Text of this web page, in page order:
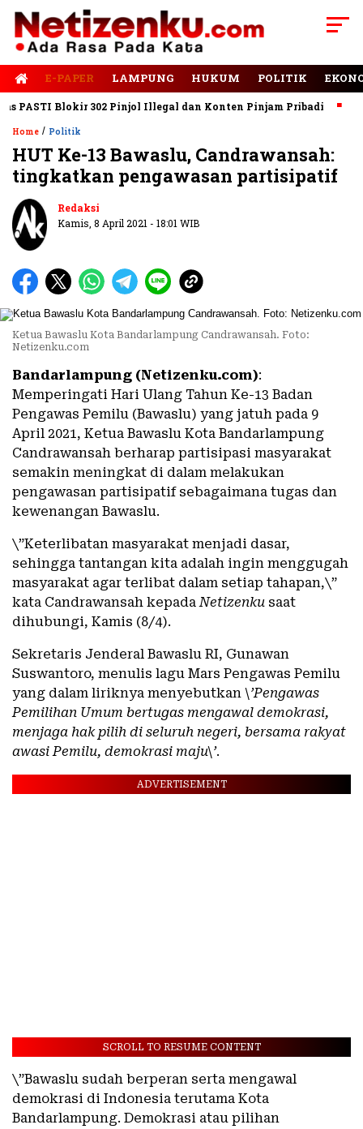
E-PAPER LAMPUNG HUKUM POLITIK
Blokir 302 Pinjol Illegal dan Konten Pinjam Pribadi
Home / Politik
HUT Ke-13 Bawaslu, Candrawansah:
tingkatkan pengawasan partisipatif
Redaksi
Kamis, 8 April 2021 - 18:01 WIB
Ketua Bawaslu Kota Bandarlampung Candrawansah. Foto:
Netizenku.com
Bandarlampung (Netizenku.com):
Memperingati Hari Ulang Tahun Ke-13 Badan
Pengawas Pemilu (Bawaslu) yang jatuh pada 9
April 2021, Ketua Bawaslu Kota Bandarlampung
Candrawansah berharap partisipasi masyarakat
semakin meningkat di dalam melakukan
pengawasan partisipatif sebagaimana tugas dan
kewenangan Bawaslu.
\”Keterlibatan masyarakat menjadi dasar,
sehingga tantangan kita adalah ingin menggugah
masyarakat agar terlibat dalam setiap tahapan,\”
kata Candrawansah kepadaNetizenku saat
dihubungi, Kamis (8/4).
Sekretaris Jenderal Bawaslu RI, Gunawan
Suswantoro, menulis lagu Mars Pengawas Pemilu
yang dalam liriknya menyebutkan \’Pengawas
Pemilihan Umum bertugas mengawal demokrasi,
menjaga hak pilih di seluruh negeri, bersama rakyat
awasi Pemilu, demokrasi maju\’.
ADVERTISEMENT
SCROLL TO RESUME CONTENT
\”Bawaslu sudah berperan serta mengawal
demokrasi di Indonesia terutama Kota
Bandarlampung. Demokrasi atau pilihan